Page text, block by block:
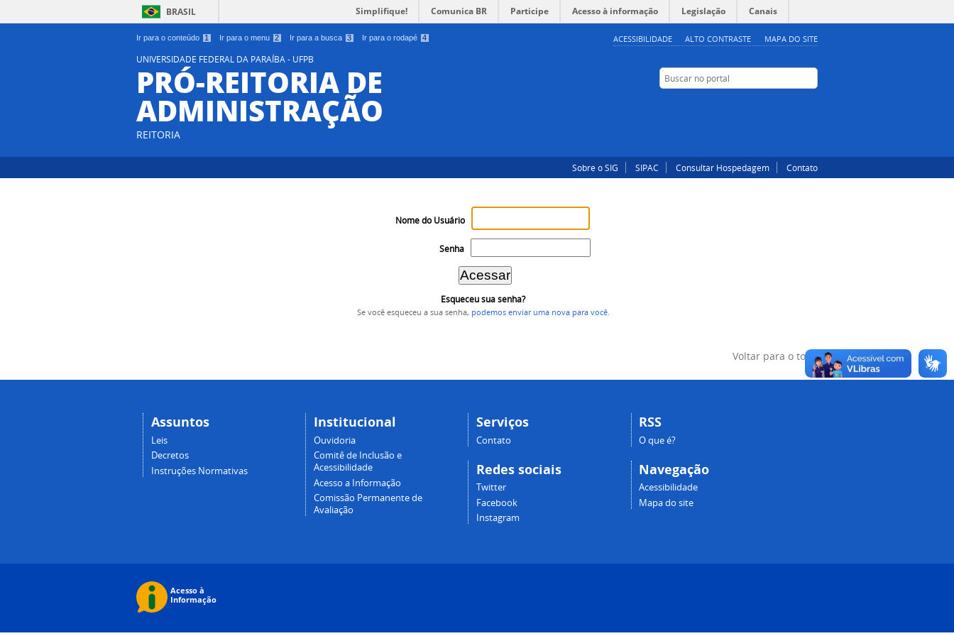
Ir para o conteúdo 1 Ir para o menu 2 Ir para a busca 3 Ir para o rodapé 4 ACESSIBILIDADE ALTO CONTRASTE MAPA DO SITE
BRASIL Simplifique! Comunica BR Participe Acesso à informação Legislação Canais
UNIVERSIDADE FEDERAL DA PARAÍBA - UFPB
PRÓ-REITORIA DE
ADMINISTRAÇÃO
REITORIA
Buscar no portal
Sobre o SIG SIPAC Consultar Hospedagem Contato
Nome do Usuário
Senha
Esqueceu sua senha?
Se você esqueceu a sua senha, podemos enviar uma nova para você.
Voltar para o topo
Assuntos
Leis
Decretos
Instruções Normativas
Institucional
Ouvidoria
Comitê de Inclusão e
Acessibilidade
Acesso a Informação
Comissão Permanente de
Avaliação
Serviços
Contato
Redes sociais
Twitter
Facebook
Instagram
RSS
O que é?
Navegação
Acessibilidade
Mapa do site